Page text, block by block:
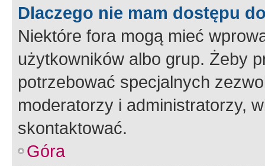
Dlaczego nie mam dostępu
Niektóre fora mogą mieć
użytkowników albo grup. Żeby
potrzebować specjalnych
moderatorzy i administratorzy,
skontaktować.
Góra